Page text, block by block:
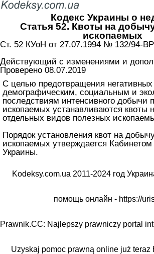
Кодекс Украины о
Статья 52. Квоты на
ископаемых
Ст. 52 КУоН от 27.07.1994 № 132/94-ВР
Действующий с изменениями и
Проверено 08.07.2019
С целью предотвращения негативных
демографическим, социальным и
последствиям интенсивного добычи
ископаемых устанавливаются квоты
отдельных видов полезных
Порядок установления квот на
ископаемых утверждается
Украины.
Kodeksy.com.ua 2011-2024 год
помощь онлайн - https://
Prawnik.CC: Najlepszy prawniczy portal
Uzyskaj pomoc prawną online już teraz